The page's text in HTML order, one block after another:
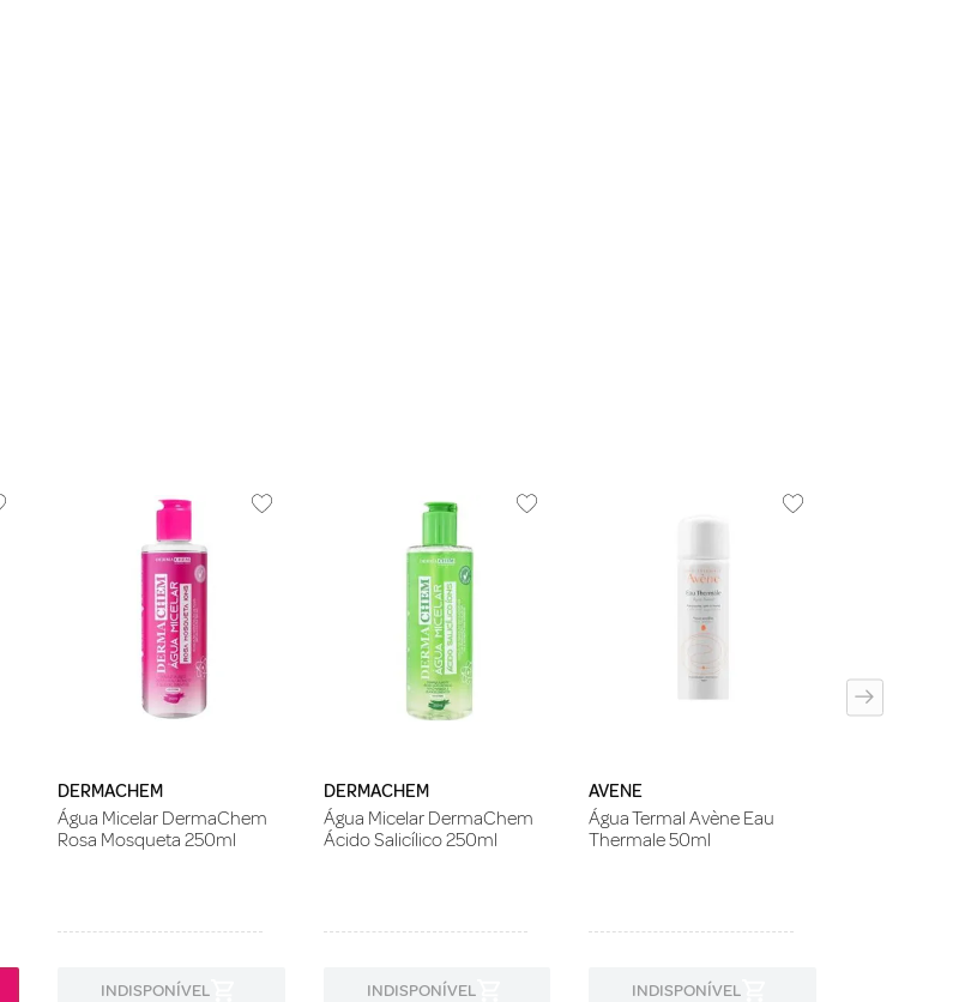
DERMACHEM
Água Micelar DermaChem
Rosa Mosqueta 250ml
INDISPONÍVEL
DERMACHEM
Água Micelar DermaChem
Ácido Salicílico 250ml
INDISPONÍVEL
AVENE
Água Termal Avène Eau
Thermale 50ml
INDISPONÍVEL